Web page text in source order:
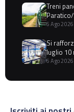
Treni
6 Ago 2026
Si
luglio 10
6 Ago 2026